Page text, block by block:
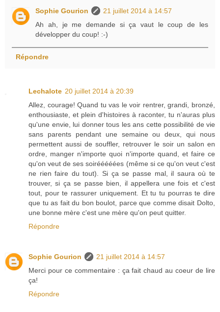
Sophie Gourion
21 juillet 2014 à 14:57
Ah ah, je me demande si ça vaut le coup de les
développer du coup! :-)
Répondre
Lechalote 20 juillet 2014 à 20:39
Allez, courage! Quand tu vas le voir rentrer, grandi, bronzé,
enthousiaste, et plein d'histoires à raconter, tu n'auras plus
qu'une envie, lui donner tous les ans cette possibilité de vie
sans parents pendant une semaine ou deux, qui nous
permettent aussi de souffler, retrouver le soir un salon en
ordre, manger n'importe quoi n'importe quand, et faire ce
qu'on veut de ses soirééééées (même si ce qu'on veut c'est
ne rien faire du tout). Si ça se passe mal, il saura où te
trouver, si ça se passe bien, il appellera une fois et c'est
tout, pour te rassurer uniquement. Et tu tu pourras te dire
que tu as fait du bon boulot, parce que comme disait Dolto,
une bonne mère c'est une mère qu'on peut quitter.
Répondre
Sophie Gourion
21 juillet 2014 à 14:57
Merci pour ce commentaire : ça fait chaud au coeur de lire
ça!
Répondre